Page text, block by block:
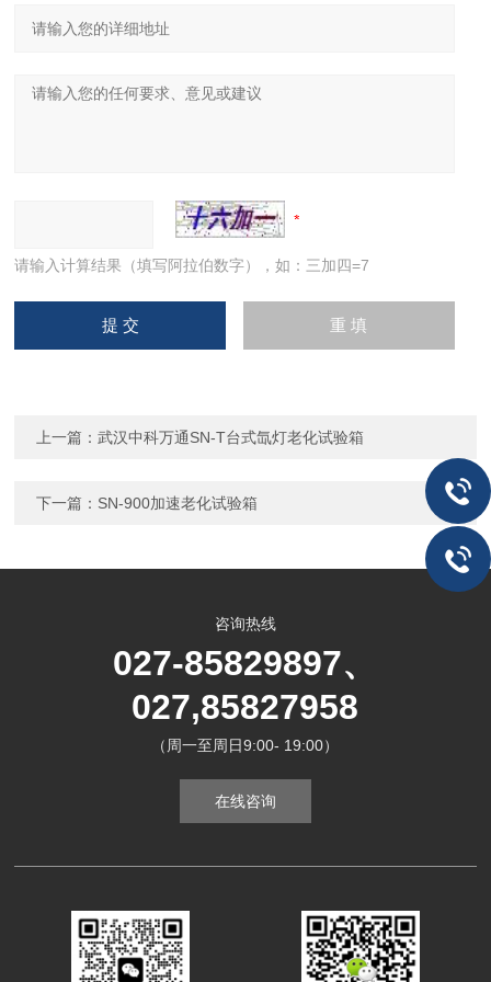
请输入计算结果（填写阿拉伯数字），如：三加四=7
上一篇：武汉中科万通SN-T台式氙灯老化试验箱
下一篇： SN-900加速老化试验箱
咨询热线
027-85829897、
027,85827958
（周一至周日9:00- 19:00）
在线咨询